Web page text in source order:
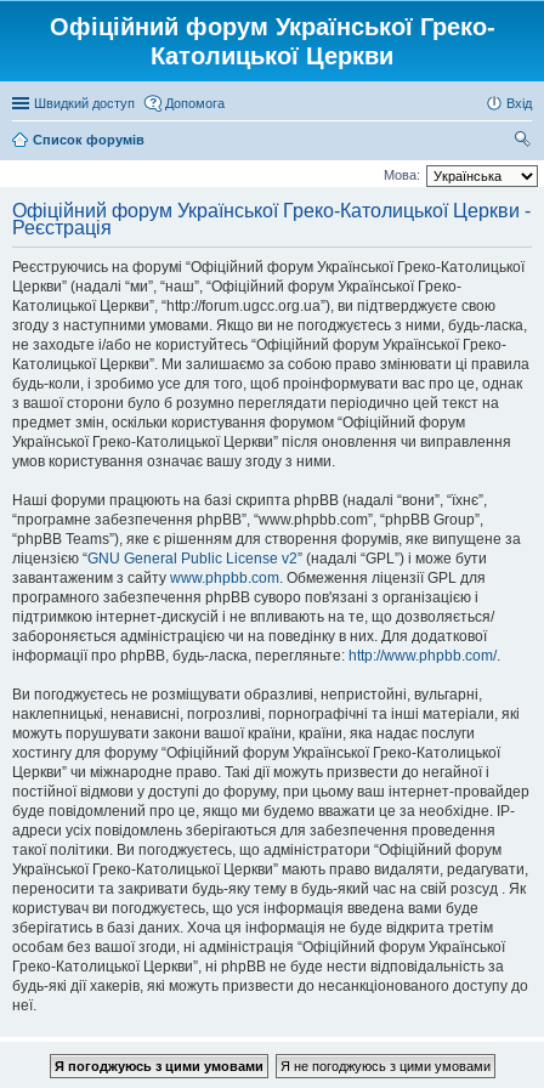
Офіційний форум Української Греко-
Католицької Церкви
Швидкий доступ Допомога Вхід
Список форумів
ош
Мова:
Офіційний форум Української Греко-Католицької Церкви -
Реєстрація
Реєструючись на форумі “Офіційний форум Української Греко-Католицької
Церкви” (надалі “ми”, “наш”, “Офіційний форум Української Греко-
Католицької Церкви”, “http://forum.ugcc.org.ua”), ви підтверджуєте свою
згоду з наступними умовами. Якщо ви не погоджуєтесь з ними, будь-ласка,
не заходьте і/або не користуйтесь “Офіційний форум Української Греко-
Католицької Церкви”. Ми залишаємо за собою право змінювати ці правила
будь-коли, і зробимо усе для того, щоб проінформувати вас про це, однак
з вашої сторони було б розумно переглядати періодично цей текст на
предмет змін, оскільки користування форумом “Офіційний форум
Української Греко-Католицької Церкви” після оновлення чи виправлення
умов користування означає вашу згоду з ними.
Наші форуми працюють на базі скрипта phpBB (надалі “вони”, “їхнє”,
“програмне забезпечення phpBB”, “www.phpbb.com”, “phpBB Group”,
“phpBB Teams”), яке є рішенням для створення форумів, яке випущене за
ліцензією “GNU General Public License v2” (надалі “GPL”) і може бути
завантаженим з сайту www.phpbb.com. Обмеження ліцензії GPL для
програмного забезпечення phpBB суворо пов'язані з організацією і
підтримкою інтернет-дискусій і не впливають на те, що дозволяється/
забороняється адміністрацією чи на поведінку в них. Для додаткової
інформації про phpBB, будь-ласка, перегляньте: http://www.phpbb.com/.
Ви погоджуєтесь не розміщувати образливі, непристойні, вульгарні,
наклепницькі, ненависні, погрозливі, порнографічні та інші матеріали, які
можуть порушувати закони вашої країни, країни, яка надає послуги
хостингу для форуму “Офіційний форум Української Греко-Католицької
Церкви” чи міжнародне право. Такі дії можуть призвести до негайної і
постійної відмови у доступі до форуму, при цьому ваш інтернет-провайдер
буде повідомлений про це, якщо ми будемо вважати це за необхідне. IP-
адреси усіх повідомлень зберігаються для забезпечення проведення
такої політики. Ви погоджуєтесь, що адміністратори “Офіційний форум
Української Греко-Католицької Церкви” мають право видаляти, редагувати,
переносити та закривати будь-яку тему в будь-який час на свій розсуд . Як
користувач ви погоджуєтесь, що уся інформація введена вами буде
зберігатись в базі даних. Хоча ця інформація не буде відкрита третім
особам без вашої згоди, ні адміністрація “Офіційний форум Української
Греко-Католицької Церкви”, ні phpBB не буде нести відповідальність за
будь-які дії хакерів, які можуть призвести до несанкціонованого доступу до
неї.